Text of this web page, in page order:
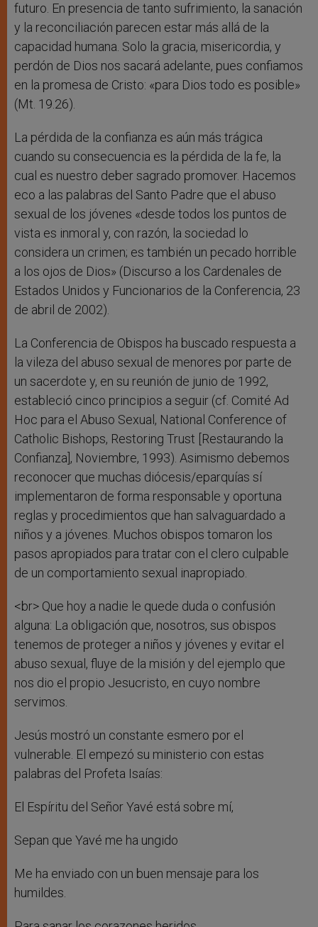
futuro. En presencia de tanto sufrimiento, la sanación
y la reconciliación parecen estar más allá de la
capacidad humana. Solo la gracia, misericordia, y
perdón de Dios nos sacará adelante, pues confiamos
en la promesa de Cristo: «para Dios todo es posible»
(Mt. 19.26).
La pérdida de la confianza es aún más trágica
cuando su consecuencia es la pérdida de la fe, la
cual es nuestro deber sagrado promover. Hacemos
eco a las palabras del Santo Padre que el abuso
sexual de los jóvenes «desde todos los puntos de
vista es inmoral y, con razón, la sociedad lo
considera un crimen; es también un pecado horrible
a los ojos de Dios» (Discurso a los Cardenales de
Estados Unidos y Funcionarios de la Conferencia, 23
de abril de 2002).
La Conferencia de Obispos ha buscado respuesta a
la vileza del abuso sexual de menores por parte de
un sacerdote y, en su reunión de junio de 1992,
estableció cinco principios a seguir (cf. Comité Ad
Hoc para el Abuso Sexual, National Conference of
Catholic Bishops, Restoring Trust [Restaurando la
Confianza], Noviembre, 1993). Asimismo debemos
reconocer que muchas diócesis/eparquías sí
implementaron de forma responsable y oportuna
reglas y procedimientos que han salvaguardado a
niños y a jóvenes. Muchos obispos tomaron los
pasos apropiados para tratar con el clero culpable
de un comportamiento sexual inapropiado.
<br> Que hoy a nadie le quede duda o confusión
alguna: La obligación que, nosotros, sus obispos
tenemos de proteger a niños y jóvenes y evitar el
abuso sexual, fluye de la misión y del ejemplo que
nos dio el propio Jesucristo, en cuyo nombre
servimos.
Jesús mostró un constante esmero por el
vulnerable. El empezó su ministerio con estas
palabras del Profeta Isaías:
El Espíritu del Señor Yavé está sobre mí,
Sepan que Yavé me ha ungido
Me ha enviado con un buen mensaje para los
humildes.